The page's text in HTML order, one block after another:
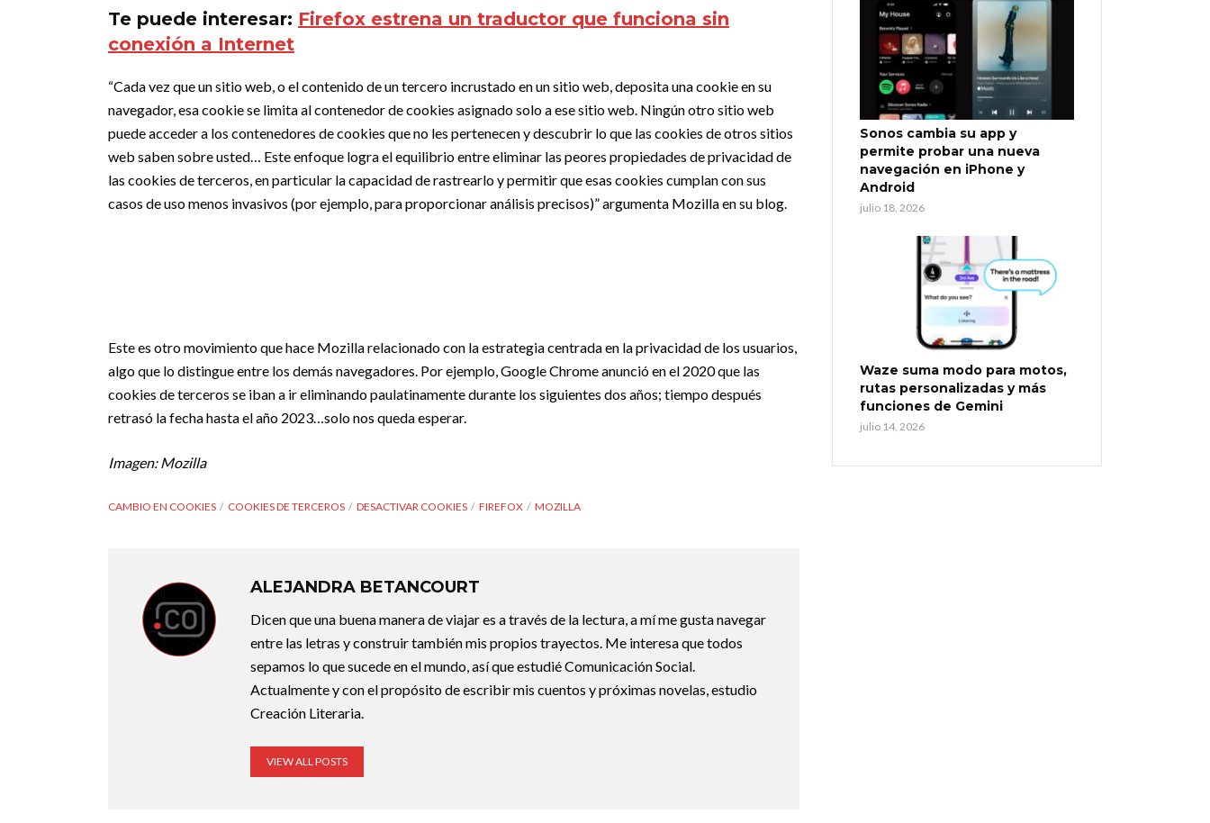
Te puede interesar: Firefox estrena un traductor que funciona sin
conexión a Internet
“Cada vez que un sitio web, o el contenido de un tercero incrustado en un sitio web, deposita una cookie en su
navegador, esa cookie se limita al contenedor de cookies asignado solo a ese sitio web. Ningún otro sitio web
puede acceder a los contenedores de cookies que no les pertenecen y descubrir lo que las cookies de otros sitios
web saben sobre usted… Este enfoque logra el equilibrio entre eliminar las peores propiedades de privacidad de
las cookies de terceros, en particular la capacidad de rastrearlo y permitir que esas cookies cumplan con sus
casos de uso menos invasivos (por ejemplo, para proporcionar análisis precisos)” argumenta Mozilla en su blog.
Este es otro movimiento que hace Mozilla relacionado con la estrategia centrada en la privacidad de los usuarios,
algo que lo distingue entre los demás navegadores. Por ejemplo, Google Chrome anunció en el 2020 que las
cookies de terceros se iban a ir eliminando paulatinamente durante los siguientes dos años; tiempo después
retrasó la fecha hasta el año 2023…solo nos queda esperar.
Imagen: Mozilla
CAMBIO EN COOKIES COOKIES DE TERCEROS DESACTIVAR COOKIES FIREFOX MOZILLA
ALEJANDRA BETANCOURT
Dicen que una buena manera de viajar es a través de la lectura, a mí me gusta navegar
entre las letras y construir también mis propios trayectos. Me interesa que todos
sepamos lo que sucede en el mundo, así que estudié Comunicación Social.
Actualmente y con el propósito de escribir mis cuentos y próximas novelas, estudio
Creación Literaria.
VIEW ALL POSTS
Sonos cambia su app y
permite probar una nueva
navegación en iPhone y
Android
julio 18, 2026
Waze suma modo para motos,
rutas personalizadas y más
funciones de Gemini
julio 14, 2026